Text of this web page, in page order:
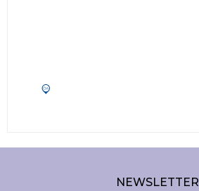
NEWSLETTER